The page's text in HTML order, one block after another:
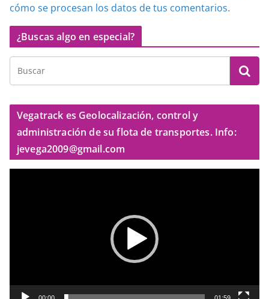
cómo se procesan los datos de tus comentarios.
¿Buscas algo en especial?
Vegatrack es Geolocalización, control y
administración de su flota de transportes. Info:
jevega2009@gmail.com